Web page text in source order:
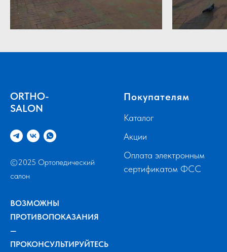
ORTHO-
SALON
©2025 Ортопедический
салон
ВОЗМОЖНЫ
ПРОТИВОПОКАЗАНИЯ
—
ПРОКОНСУЛЬТИРУЙТЕСЬ
Покупателям
Каталог
Акции
Оплата электронным
сертификатом ФСС